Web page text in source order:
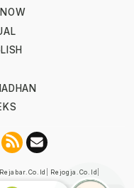
Rejabar.co.id Rejogja.co.id